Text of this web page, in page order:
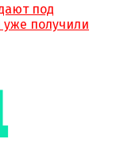
под
получили